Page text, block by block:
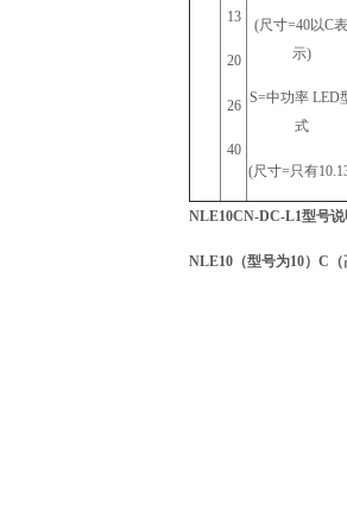
13
20
26
40
(尺寸=40以C表
示)
S=中功率 LED
式
(尺寸=只有
NLE10CN-DC-L1型号
NLE10（型号为10）C